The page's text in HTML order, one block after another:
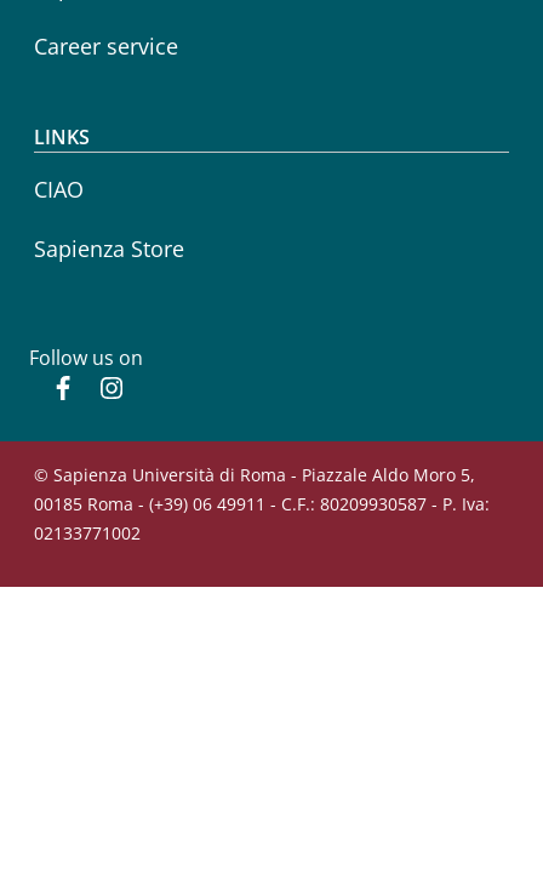
Career service
LINKS
CIAO
Sapienza Store
Follow us on
Facebook
© Sapienza Università di Roma - Piazzale Aldo Moro 5,
00185 Roma - (+39) 06 49911 - C.F.: 80209930587 - P. Iva:
02133771002